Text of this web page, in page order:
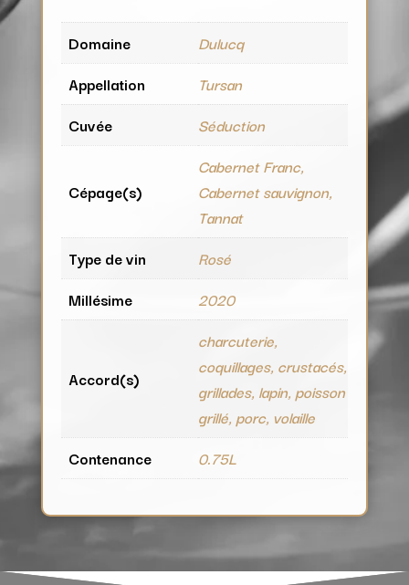
Domaine
Dulucq
Appellation
Tursan
Cuvée
Séduction
Cépage(s)
Cabernet Franc,
Cabernet sauvignon,
Tannat
Type de vin
Rosé
Millésime
2020
Accord(s)
charcuterie,
coquillages, crustacés,
grillades, lapin, poisson
grillé, porc, volaille
Contenance
0.75L